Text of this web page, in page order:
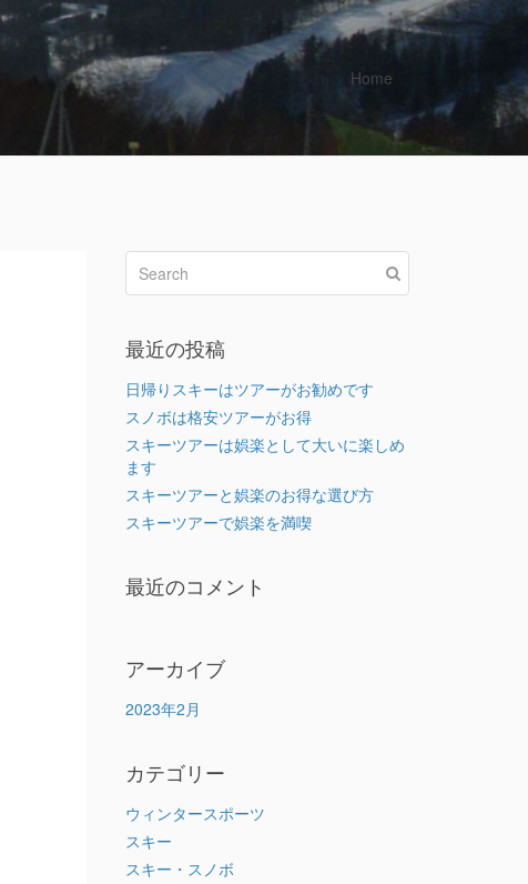
Home
最近の投稿
日帰りスキーはツアーがお勧めです
スノボは格安ツアーがお得
スキーツアーは娯楽として大いに楽しめ
ます
スキーツアーと娯楽のお得な選び方
スキーツアーで娯楽を満喫
最近のコメント
アーカイブ
2023年2月
カテゴリー
ウィンタースポーツ
スキー
スキー・スノボ